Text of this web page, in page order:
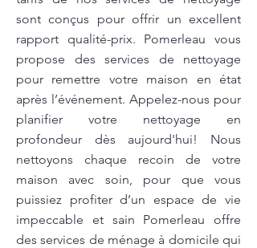
sont conçus pour offrir un excellent
rapport qualité-prix. Pomerleau vous
propose des services de nettoyage
pour remettre votre maison en état
après l’événement. Appelez-nous pour
planifier votre nettoyage en
profondeur dès aujourd'hui! Nous
nettoyons chaque recoin de votre
maison avec soin, pour que vous
puissiez profiter d’un espace de vie
impeccable et sain Pomerleau offre
des services de ménage à domicile qui